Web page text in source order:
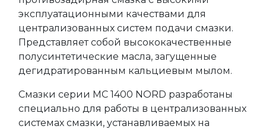
эксплуатационными качествами для
централизованных систем подачи смазки.
Представляет собой высококачественные
полусинтетические масла, загущенные
дегидратированным кальциевым мылом.
Смазки серии МС 1400 NORD разработаны
специально для работы в централизованных
системах смазки, устанавливаемых на